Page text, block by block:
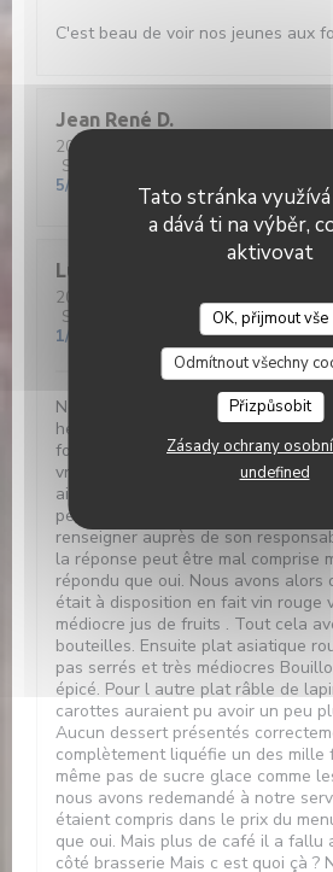
Tato stránka
a dává ti na výběr,
aktivovat
OK, přijmout vše
Odmítnout všechny
Přizpůsobit
Zásady ochrany
undefined
C'est beau de voir nos jeunes aux
Jean René D
2026-05-26
Služba
5/5
Lucrece
2026-05-28
- 12:30 - Hosté 5
Služba
Atmosféra: 2/5 Kuchyně:
1/5
Nous étions prévu pour 12h30
heure Plus de vin ni rouge ni blanc
fonds de bouteille en encore une
vraiment un fond de verre. Ensuite
ailleurs nous avons demandé si
petit étudiant n ayant pas la
renseigner auprès de son
la réponse peut être mal comprise
répondu que oui. Nous avons alors
était à disposition en fait vin rouge
médiocre jus de fruits . Tout cela
bouteilles. Ensuite plat asiatique
pas serrés et très médiocres
épicé. Pour l autre plat râble de
carottes auraient pu avoir un peu
Aucun dessert présentés
complètement liquéfie un des mille
même pas de sucre glace comme
nous avons redemandé à notre
étaient compris dans le prix du
que oui. Mais plus de café il a fallu
côté brasserie Mais c est quoi çà ?